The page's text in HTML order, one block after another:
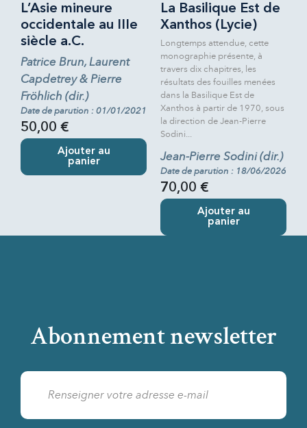
L’Asie mineure
occidentale au IIIe
siècle a.C.
Patrice Brun, Laurent
Capdetrey & Pierre
Fröhlich (dir.)
Date de parution : 01/01/2021
50,00 €
Ajouter au
panier
La Basilique Est de
Xanthos (Lycie)
Longtemps attendue, cette
monographie présente, à
travers dix chapitres, les
résultats des fouilles menées
dans la Basilique Est de
Xanthos à partir de 1970, sous
la direction de Jean-Pierre
Sodini...
Jean-Pierre Sodini (dir.)
Date de parution : 18/06/2026
70,00 €
Ajouter au
panier
Abonnement newsletter